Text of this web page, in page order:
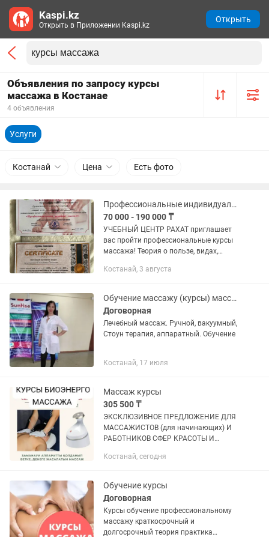
Объявления по запросу курсы
массажа в Костанае
4 объявления
Услуги
Костанай Цена Есть фото
Профессиональные индивидуальные курсы массажа
70 000 - 190 000 ₸
УЧЕБНЫЙ ЦЕНТР РАХАТ приглашает
вас пройти профессиональные курсы
массажа! Теория о пользе, видах,
Индивидуальный подход к каждому
Костанай, 3 августа
Обучение массажу (курсы) массажа
Договорная
Лечебный массаж. Ручной, вакуумный,
Стоун терапия, аппаратный. Обучение
Костанай, 17 июля
Массаж курсы
305 500 ₸
ЭКСКЛЮЗИВНОЕ ПРЕДЛОЖЕНИЕ ДЛЯ
МАССАЖИСТОВ (для начинающих) И
РАБОТНИКОВ СФЕР КРАСОТЫ И
РЕВОЛЮЦИЯ В ИНДУСТРИИ
МАССАЖЕР БЭМ! Для души,...
Костанай, сегодня
Обучение курсы
Договорная
Курсы обучение профессиональному
массажу краткосрочный и
долгосрочный теория практика
Kaspi.kz
Открыть в Приложении Kaspi.kz
Открыть